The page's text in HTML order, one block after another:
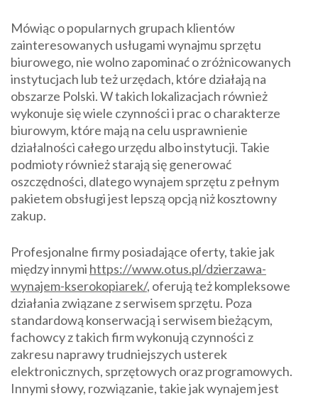
Mówiąc o popularnych grupach klientów
zainteresowanych usługami wynajmu sprzętu
biurowego, nie wolno zapominać o zróżnicowanych
instytucjach lub też urzędach, które działają na
obszarze Polski. W takich lokalizacjach również
wykonuje się wiele czynności i prac o charakterze
biurowym, które mają na celu usprawnienie
działalności całego urzędu albo instytucji. Takie
podmioty również starają się generować
oszczędności, dlatego wynajem sprzętu z pełnym
pakietem obsługi jest lepszą opcją niż kosztowny
zakup.
Profesjonalne firmy posiadające oferty, takie jak
między innymi https://www.otus.pl/dzierzawa-
wynajem-kserokopiarek/, oferują też kompleksowe
działania związane z serwisem sprzętu. Poza
standardową konserwacją i serwisem bieżącym,
fachowcy z takich firm wykonują czynności z
zakresu naprawy trudniejszych usterek
elektronicznych, sprzętowych oraz programowych.
Innymi słowy, rozwiązanie, takie jak wynajem jest